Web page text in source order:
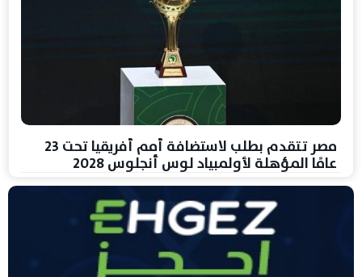
مصر تتقدم بطلب لاستضافة أمم أفريقيا تحت 23
عامًا المؤهلة لأولمبياد لوس أنجلوس 2028